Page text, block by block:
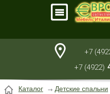
+7
+7 (4922)
Каталог Детские спальни